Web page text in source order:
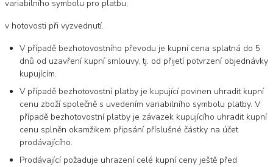
variabilního symbolu pro platbu;
v hotovosti při vyzvednutí.
V případě bezhotovostního převodu je kupní cena splatná do 5
dnů od uzavření kupní smlouvy, tj. od přijetí potvrzení objednávky
kupujícím.
V případě bezhotovostní platby je kupující povinen uhradit kupní
cenu zboží společně s uvedením variabilního symbolu platby. V
případě bezhotovostní platby je závazek kupujícího uhradit kupní
cenu splněn okamžikem připsání příslušné částky na účet
prodávajícího.
Prodávající požaduje uhrazení celé kupní ceny ještě před